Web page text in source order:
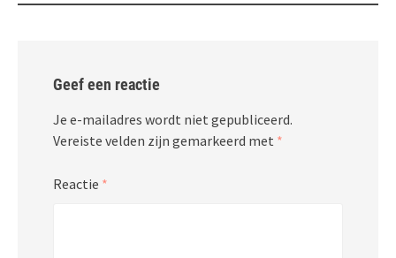
Geef een reactie
Je e-mailadres wordt niet gepubliceerd.
Vereiste velden zijn gemarkeerd met *
Reactie *